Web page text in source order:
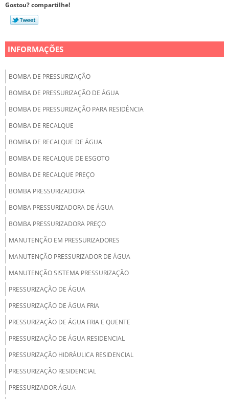
Gostou? compartilhe!
INFORMAÇÕES
BOMBA DE PRESSURIZAÇÃO
BOMBA DE PRESSURIZAÇÃO DE ÁGUA
BOMBA DE PRESSURIZAÇÃO PARA RESIDÊNCIA
BOMBA DE RECALQUE
BOMBA DE RECALQUE DE ÁGUA
BOMBA DE RECALQUE DE ESGOTO
BOMBA DE RECALQUE PREÇO
BOMBA PRESSURIZADORA
BOMBA PRESSURIZADORA DE ÁGUA
BOMBA PRESSURIZADORA PREÇO
MANUTENÇÃO EM PRESSURIZADORES
MANUTENÇÃO PRESSURIZADOR DE ÁGUA
MANUTENÇÃO SISTEMA PRESSURIZAÇÃO
PRESSURIZAÇÃO DE ÁGUA
PRESSURIZAÇÃO DE ÁGUA FRIA
PRESSURIZAÇÃO DE ÁGUA FRIA E QUENTE
PRESSURIZAÇÃO DE ÁGUA RESIDENCIAL
PRESSURIZAÇÃO HIDRÁULICA RESIDENCIAL
PRESSURIZAÇÃO RESIDENCIAL
PRESSURIZADOR ÁGUA